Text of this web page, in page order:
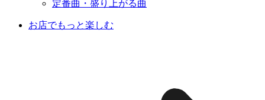
定番曲・盛り上がる曲
お店でもっと楽しむ